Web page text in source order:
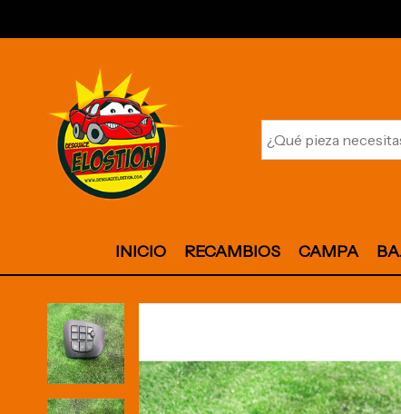
INICIO RECAMBIOS CAMPA